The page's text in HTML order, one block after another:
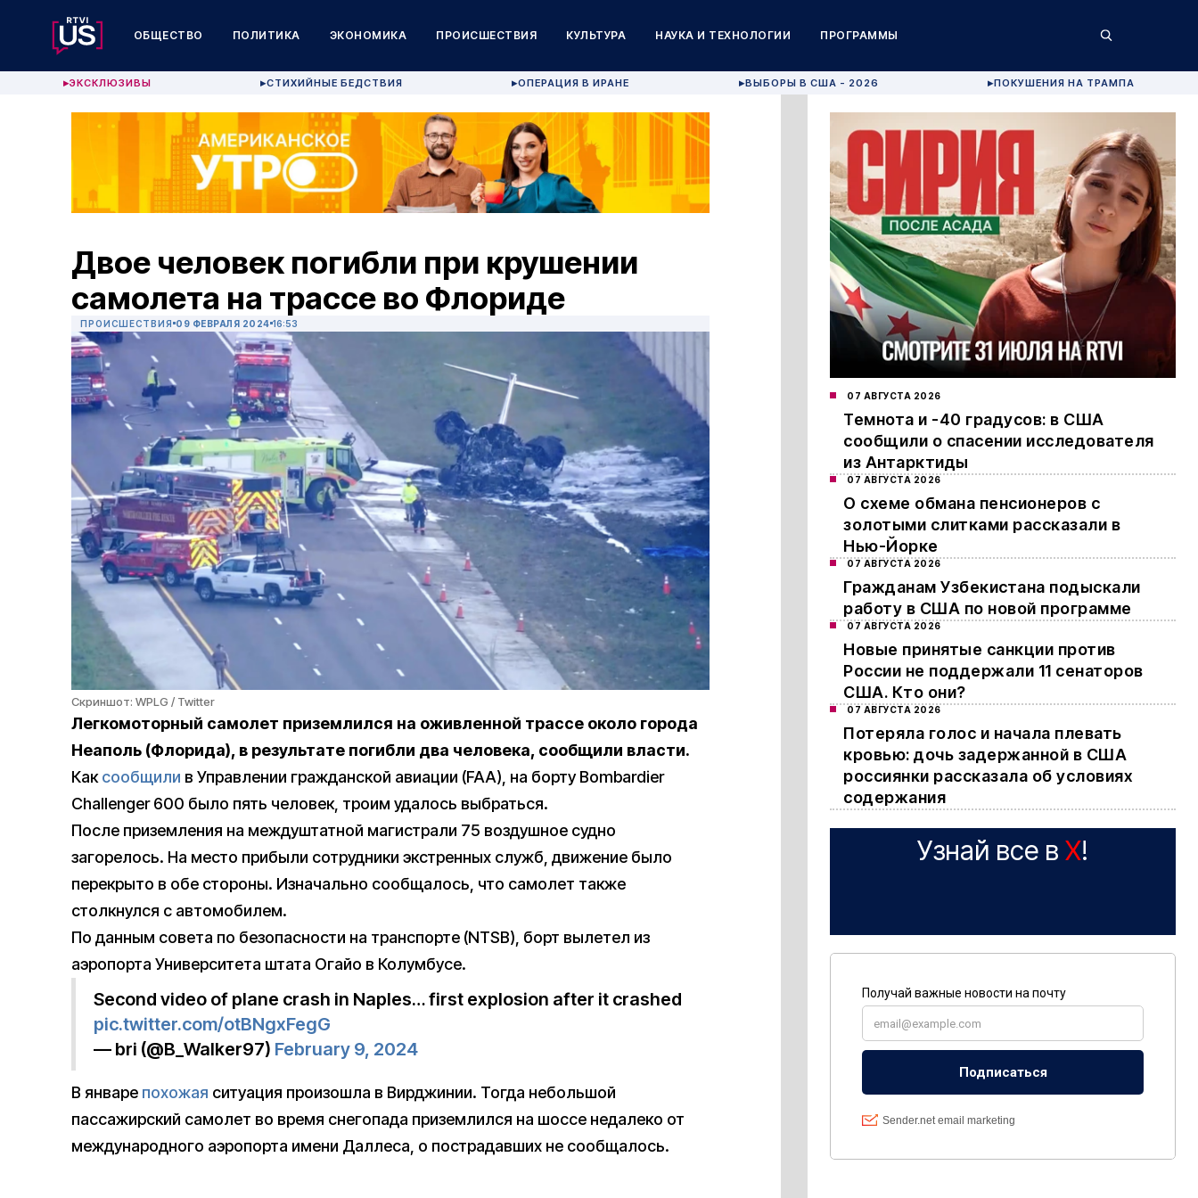
ОБЩЕСТВО ПОЛИТИКА ЭКОНОМИКА ПРОИСШЕСТВИЯ КУЛЬТУРА НАУКА И ТЕХНОЛОГИИ ПРОГРАММЫ
▶ЭКСКЛЮЗИВЫ ▶СТИХИЙНЫЕ БЕДСТВИЯ ▶ОПЕРАЦИЯ В ИРАНЕ ▶ВЫБОРЫ В США - 2026 ▶ПОКУШЕНИЯ НА ТРАМПА
Двое человек погибли при крушении
самолета на трассе во Флориде
ПРОИСШЕСТВИЯ 09 ФЕВРАЛЯ 2024 16:53
Скриншот: WPLG / Twitter
Легкомоторный самолет приземлился на оживленной трассе около города
Неаполь (Флорида), в результате погибли два человека, сообщили власти.
Каксообщили в Управлении гражданской авиации (FAA), на борту Bombardier
Challenger 600 было пять человек, троим удалось выбраться.
После приземления на междуштатной магистрали 75 воздушное судно
загорелось. На место прибыли сотрудники экстренных служб, движение было
перекрыто в обе стороны. Изначально сообщалось, что самолет также
столкнулся с автомобилем.
По данным совета по безопасности на транспорте (NTSB), борт вылетел из
аэропорта Университета штата Огайо в Колумбусе.
Second video of plane crash in Naples… first explosion after it crashed
pic.twitter.com/otBNgxFegG
— bri (@B_Walker97) February 9, 2024
В январе похожая ситуация произошла в Вирджинии. Тогда небольшой
пассажирский самолет во время снегопада приземлился на шоссе недалеко от
международного аэропорта имени Даллеса, о пострадавших не сообщалось.
07 АВГУСТА 2026
Темнота и -40 градусов: в США
сообщили о спасении исследователя
из Антарктиды
07 АВГУСТА 2026
О схеме обмана пенсионеров с
золотыми слитками рассказали в
Нью-Йорке
07 АВГУСТА 2026
Гражданам Узбекистана подыскали
работу в США по новой программе
07 АВГУСТА 2026
Новые принятые санкции против
России не поддержали 11 сенаторов
США. Кто они?
07 АВГУСТА 2026
Потеряла голос и начала плевать
кровью: дочь задержанной в США
россиянки рассказала об условиях
содержания
Узнай все в X!